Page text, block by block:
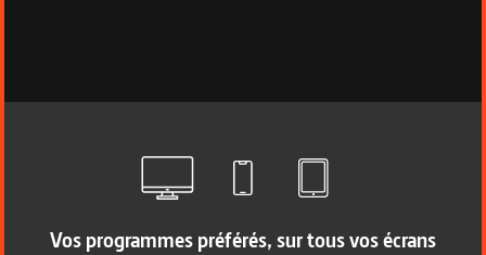
Vos programmes préférés, sur tous vos écrans